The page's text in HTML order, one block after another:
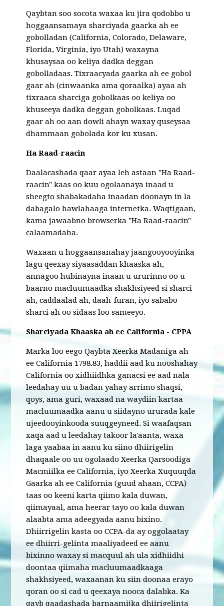
Qaybtan soo socota waxaa ku jira qodobbo u
hoggaansamaya sharciyada gaarka ah ee
gobolladan (California, Colorado, Delaware,
Florida, Virginia, iyo Utah) waxayna
khusaysaa oo keliya dadka deggan
gobolladaas. Tixraacyada gaarka ah ee gobol
gaar ah (cinwaanka ama qoraalka) ayaa ah
tixraaca sharciga gobolkaas oo keliya oo
khuseeya dadka deggan gobolkaas. Luqad
gaar ah oo aan dowli ahayn waxay quseysaa
dhammaan gobolada kor ku xusan.
Ha Raad-raacin
Daalacashada qaar ayaa leh astaan "Ha Raad-
raacin" kaas oo kuu ogolaanaya inaad u
sheegto shabakadaha inaadan doonayn in la
dabagalo hawlahaaga internetka. Waqtigaan,
kama jawaabno browserka "Ha Raad-raacin"
calaamadaha.
Waxaan u hoggaansanahay jaangooyooyinka
lagu qeexay siyaasaddan khaaska ah,
annagoo hubinayna inaan u ururinno oo u
baarno macluumaadka shakhsiyeed si sharci
ah, caddaalad ah, daah-furan, iyo sababo
sharci ah oo sidaas loo sameeyo.
Sharciyada Khaaska ah ee California - CPPA
Marka loo eego Qaybta Xeerka Madaniga ah
ee California 1798.83, haddii aad ku nooshahay
California oo xidhiidhka ganacsi ee aad nala
leedahay uu u badan yahay arrimo shaqsi,
qoys, ama guri, waxaad na waydiin kartaa
macluumaadka aanu u siidayno ururada kale
ujeedooyinkooda suuqgeyneed. Si waafaqsan
xaqa aad u leedahay takoor la'aanta, waxa
laga yaabaa in aanu ku siino dhiirigelin
dhaqaale oo uu ogolaado Xeerka Qarsoodiga
Macmiilka ee California, iyo Xeerka Xuquuqda
Gaarka ah ee California (guud ahaan, CCPA)
taas oo keeni karta qiimo kala duwan,
qiimayaal, ama heerar tayo oo kala duwan
alaabta ama adeegyada aanu bixino.
Dhiirrigelin kasta oo CCPA-da ay oggolaatay
ee dhiirri-gelinta maaliyadeed ee aanu
bixinno waxay si macquul ah ula xidhiidhi
doontaa qiimaha macluumaadkaaga
shakhsiyeed, waxaanan ku siin doonaa erayo
qoran oo si cad u qeexaya nooca dalabka. Ka
qayb qaadashada barnaamijka dhiirigelinta